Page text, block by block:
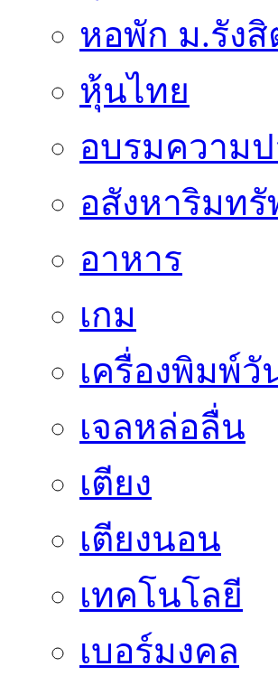
หอพัก ม.รังสิ
หุ้นไทย
อบรมความ
อสังหาริมทรั
อาหาร
เกม
เครื่องพิมพ์วั
เจลหล่อลื่น
เตียง
เตียงนอน
เทคโนโลยี
เบอร์มงคล